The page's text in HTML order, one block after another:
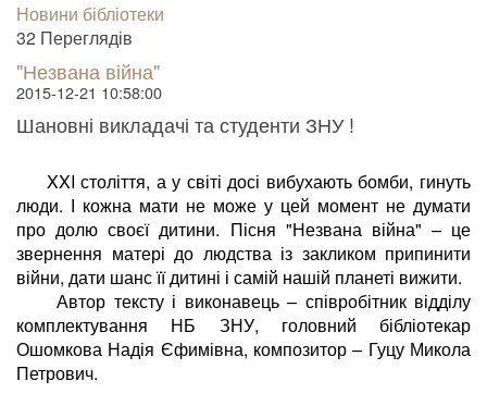
Новини бібліотеки
32 Пере­гля­дів
"Незвана війна"
2015-12-21 10:58:00
Шановні викладачі та студенти ЗНУ !
XXI століття, а у світі досі вибухають бомби, гинуть
люди. І кожна мати не може у цей момент не думати
про долю своєї дитини. Пісня "Незвана війна" – це
звернення матері до людства із закликом припинити
війни, дати шанс її дитині і самій нашій планеті вижити.
Автор тексту і виконавець – співробітник відділу
комплектування НБ ЗНУ, головний бібліотекар
Ошомкова Надія Єфимівна, композитор – Гуцу Микола
Петрович.